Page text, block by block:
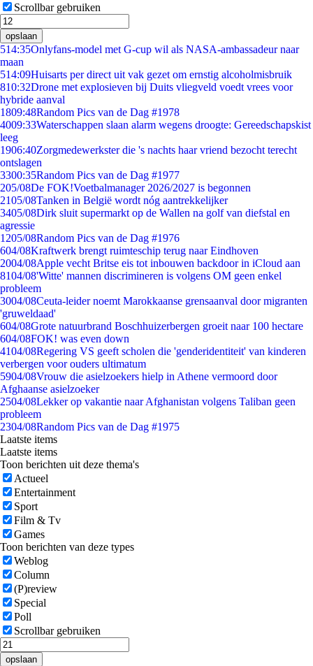
Scrollbar gebruiken
opslaan
514:35Onlyfans-model met G-cup wil als NASA-ambassadeur naar
maan
514:09Huisarts per direct uit vak gezet om ernstig alcoholmisbruik
810:32Drone met explosieven bij Duits vliegveld voedt vrees voor
hybride aanval
1809:48Random Pics van de Dag #1978
4009:33Waterschappen slaan alarm wegens droogte: Gereedschapskist
leeg
1906:40Zorgmedewerkster die 's nachts haar vriend bezocht terecht
ontslagen
3300:35Random Pics van de Dag #1977
205/08De FOK!Voetbalmanager 2026/2027 is begonnen
2105/08Tanken in België wordt nóg aantrekkelijker
3405/08Dirk sluit supermarkt op de Wallen na golf van diefstal en
agressie
1205/08Random Pics van de Dag #1976
604/08Kraftwerk brengt ruimteschip terug naar Eindhoven
2004/08Apple vecht Britse eis tot inbouwen backdoor in iCloud aan
8104/08'Witte' mannen discrimineren is volgens OM geen enkel
probleem
3004/08Ceuta-leider noemt Marokkaanse grensaanval door migranten
'gruweldaad'
604/08Grote natuurbrand Boschhuizerbergen groeit naar 100 hectare
604/08FOK! was even down
4104/08Regering VS geeft scholen die 'genderidentiteit' van kinderen
verbergen voor ouders ultimatum
5904/08Vrouw die asielzoekers hielp in Athene vermoord door
Afghaanse asielzoeker
2504/08Lekker op vakantie naar Afghanistan volgens Taliban geen
probleem
2304/08Random Pics van de Dag #1975
Laatste items
Laatste items
Toon berichten uit deze thema's
Actueel
Entertainment
Sport
Film & Tv
Games
Toon berichten van deze types
Weblog
Column
(P)review
Special
Poll
Scrollbar gebruiken
opslaan